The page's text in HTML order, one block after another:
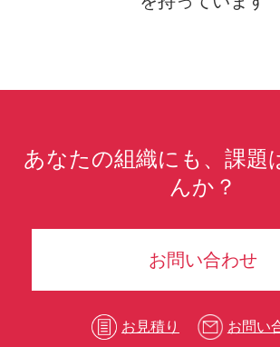
あなたの組織にも、課題
んか？
お問い合わせ
お見積り お問い